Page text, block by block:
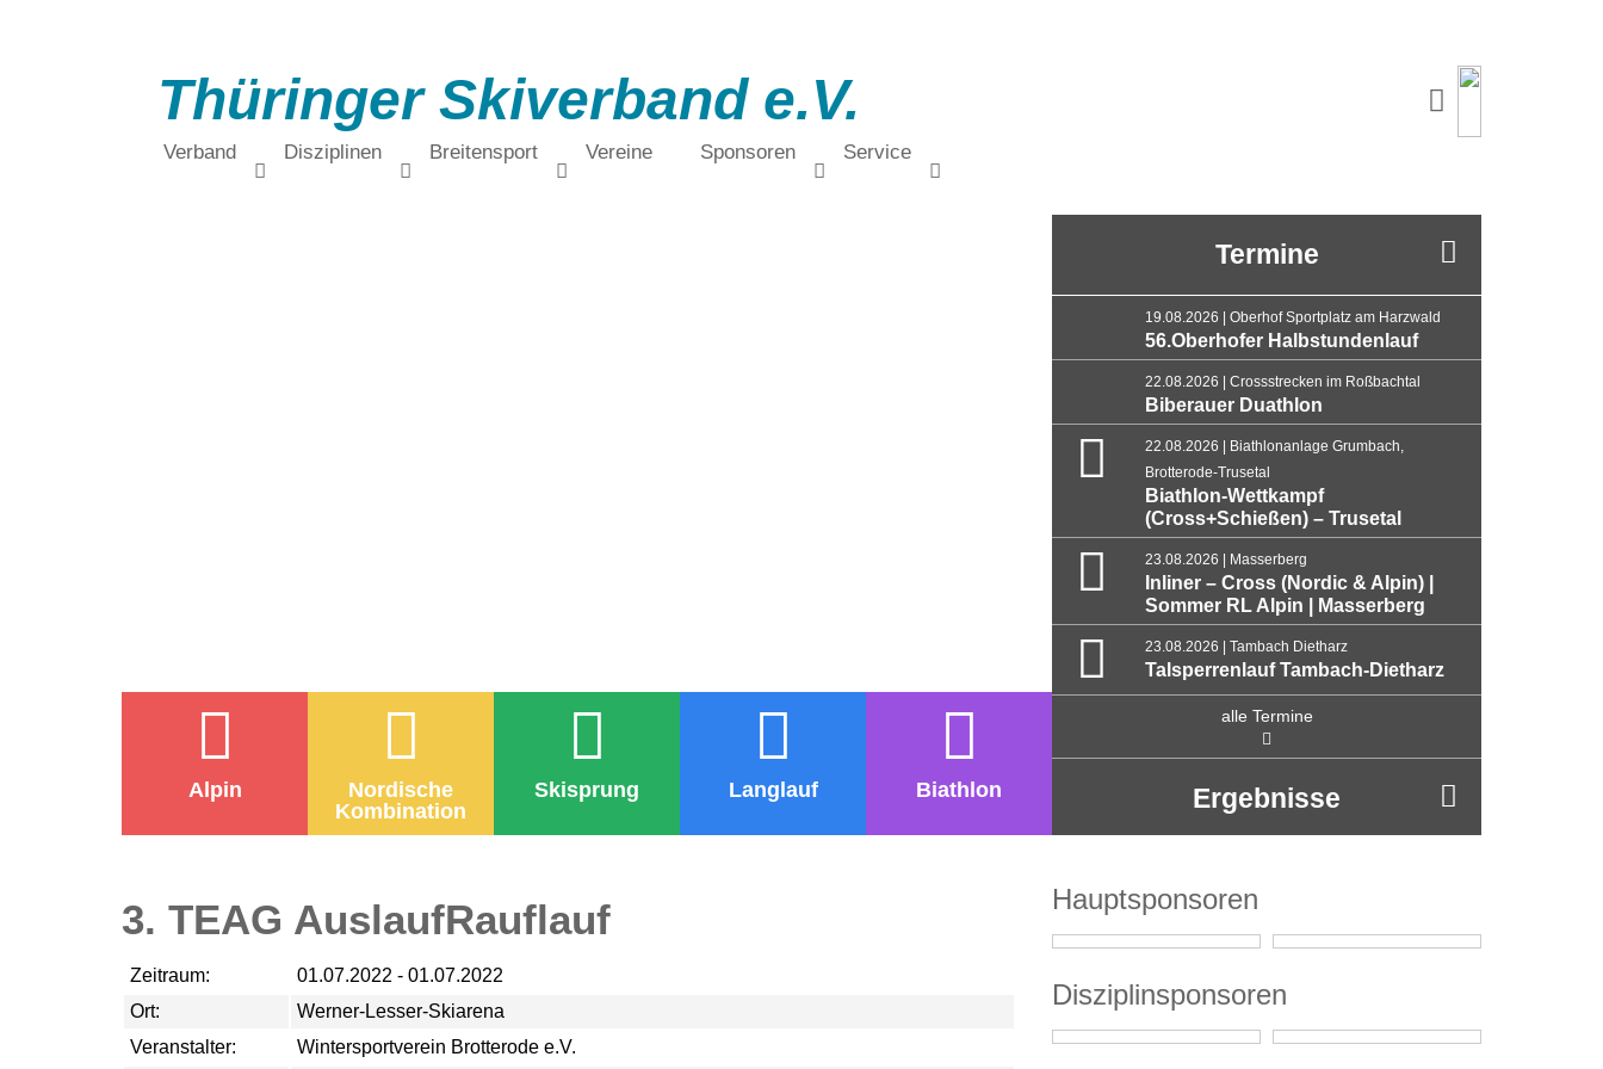
Thüringer Skiverband e.V.
Verband Disziplinen Breitensport Vereine Sponsoren Service
Alpin
Nordische
Kombination
Skisprung Langlauf Biathlon
Termine
19.08.2026 | Oberhof Sportplatz am Harzwald
56.Oberhofer Halbstundenlauf
22.08.2026 | Crossstrecken im Roßbachtal
Biberauer Duathlon
22.08.2026 | Biathlonanlage Grumbach,
Brotterode-Trusetal
Biathlon-Wettkampf
(Cross+Schießen) – Trusetal
23.08.2026 | Masserberg
Inliner – Cross (Nordic & Alpin) |
Sommer RL Alpin | Masserberg
23.08.2026 | Tambach Dietharz
Talsperrenlauf Tambach-Dietharz
alle Termine
Ergebnisse
3. TEAG AuslaufRauflauf
Zeitraum:
01.07.2022 - 01.07.2022
Ort:
Werner-Lesser-Skiarena
Veranstalter:
Wintersportverein Brotterode e.V.
Hauptsponsoren
Disziplinsponsoren